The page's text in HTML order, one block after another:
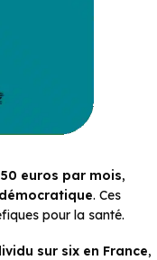
euros par mois,
démocratique. Ces
pour la santé.
sur six en France,